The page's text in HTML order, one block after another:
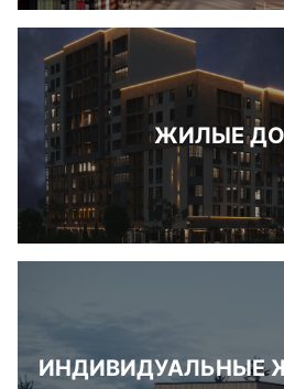
ЖИЛЫЕ
ИНДИВИДУАЛЬНЫЕ